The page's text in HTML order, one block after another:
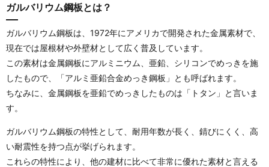
ガルバリウム鋼板とは？
ガルバリウム鋼板は、1972年にアメリカで開発された金属素材で、
現在では屋根材や外壁材として広く普及しています。
この素材は金属鋼板にアルミニウム、亜鉛、シリコンでめっきを施
したもので、「アルミ亜鉛合金めっき鋼板」とも呼ばれます。
ちなみに、金属鋼板を亜鉛でめっきしたものは「トタン」と言いま
す。
ガルバリウム鋼板の特性として、耐用年数が長く、錆びにくく、高
い耐震性を持つ点が挙げられます。
これらの特性により、他の建材に比べて非常に優れた素材と言える